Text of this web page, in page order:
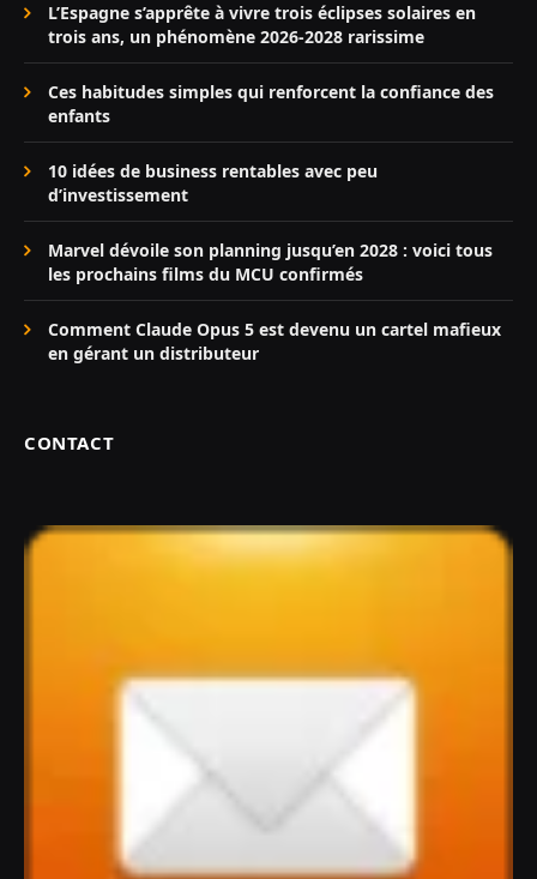
L’Espagne s’apprête à vivre trois éclipses solaires en
trois ans, un phénomène 2026-2028 rarissime
Ces habitudes simples qui renforcent la confiance des
enfants
10 idées de business rentables avec peu
d’investissement
Marvel dévoile son planning jusqu’en 2028 : voici tous
les prochains films du MCU confirmés
Comment Claude Opus 5 est devenu un cartel mafieux
en gérant un distributeur
CONTACT